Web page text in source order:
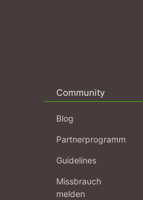
Community
Blog
Partnerprogramm
Guidelines
Missbrauch
melden